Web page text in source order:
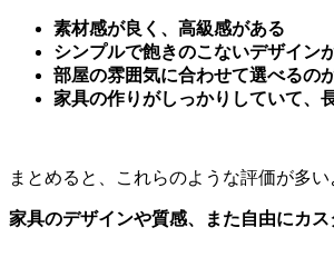
素材感が良く、高級感がある
シンプルで飽きのこないデザイン
部屋の雰囲気に合わせて選べるの
家具の作りがしっかりしていて、
まとめると、これらのような評価が多い
家具のデザインや質感、また自由にカ